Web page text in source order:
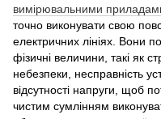
вимірювальними
точно виконувати свою
електричних лініях. Вони
фізичні величини, такі як
небезпеки, несправність
відсутності напруги, щоб
чистим сумлінням